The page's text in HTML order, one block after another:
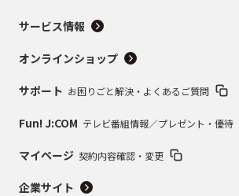
サービス情報
オンラインショップ
サポート お困りごと解決・よくあるご質問
Fun! J:COM テレビ番組情報／プレゼント・優待
マイページ 契約内容確認・変更
企業サイト